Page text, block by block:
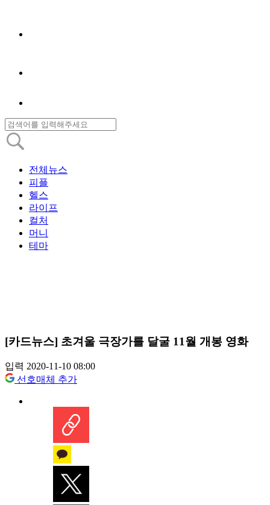
전체뉴스
피플
헬스
라이프
컬처
머니
테마
[카드뉴스] 초겨울 극장가를 달굴 11월 개봉 영화
입력 2020-11-10 08:00
선호매체 추가